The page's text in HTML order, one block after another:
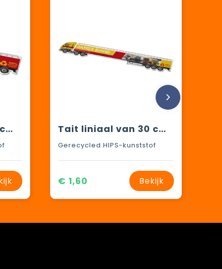
Tait liniaal van 15 cm in de vorm van een vrachtwagen van gerecycled plastic Tait liniaal van 30 cm in de vorm van een vrachtwagen van gerecycled plastic
Gerecycled HIPS-kunststof
€ 1,60 Bekijk